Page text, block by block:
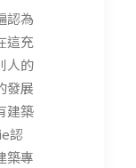
認為
這充
人的
發展
建築
認
築專